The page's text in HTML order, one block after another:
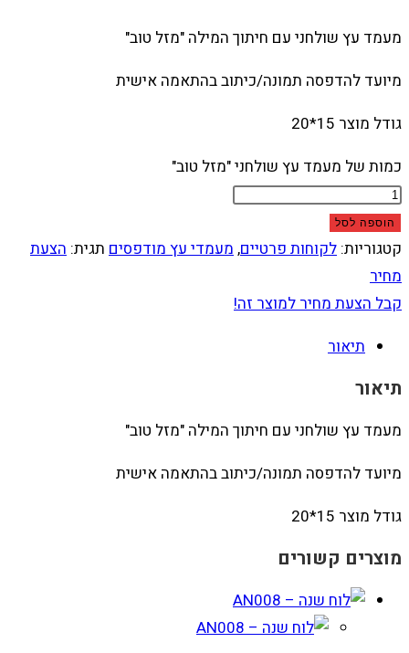
מעמד עץ שולחני עם חיתוך המילה "מזל טוב"
מיועד להדפסה תמונה/כיתוב בהתאמה אישית
גודל מוצר 15*20
כמות של מעמד עץ שולחני "מזל טוב"
הוספה לסל
קטגוריות: לקוחות פרטיים, מעמדי עץ מודפסים תגית: הצעת
מחיר
קבל הצעת מחיר למוצר זה!
תיאור
תיאור
מעמד עץ שולחני עם חיתוך המילה "מזל טוב"
מיועד להדפסה תמונה/כיתוב בהתאמה אישית
גודל מוצר 15*20
מוצרים קשורים